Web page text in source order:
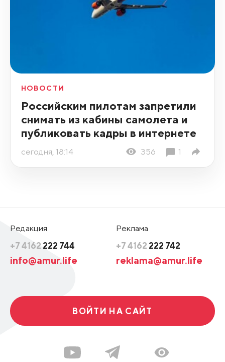
НОВОСТИ
Российским пилотам запретили
снимать из кабины самолета и
публиковать кадры в интернете
сегодня, 18:14 356 1
Редакция
+7 4162 222 744
info@amur.life
Реклама
+7 4162 222 742
reklama@amur.life
ВОЙТИ НА САЙТ